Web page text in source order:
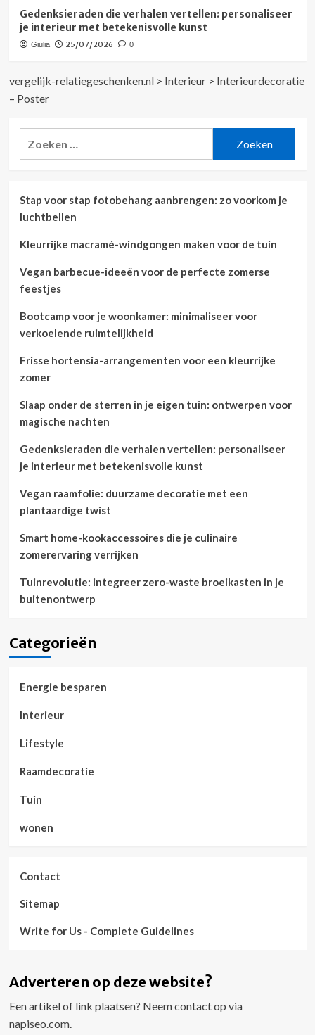
Gedenksieraden die verhalen vertellen: personaliseer
je interieur met betekenisvolle kunst
Giulia 25/07/2026 0
vergelijk-relatiegeschenken.nl> Interieur> Interieurdecoratie
– Poster
Stap voor stap fotobehang aanbrengen: zo voorkom je
luchtbellen
Kleurrijke macramé-windgongen maken voor de tuin
Vegan barbecue-ideeën voor de perfecte zomerse
feestjes
Bootcamp voor je woonkamer: minimaliseer voor
verkoelende ruimtelijkheid
Frisse hortensia-arrangementen voor een kleurrijke
zomer
Slaap onder de sterren in je eigen tuin: ontwerpen voor
magische nachten
Gedenksieraden die verhalen vertellen: personaliseer
je interieur met betekenisvolle kunst
Vegan raamfolie: duurzame decoratie met een
plantaardige twist
Smart home-kookaccessoires die je culinaire
zomerervaring verrijken
Tuinrevolutie: integreer zero-waste broeikasten in je
buitenontwerp
Categorieën
Energie besparen
Interieur
Lifestyle
Raamdecoratie
Tuin
wonen
Contact
Sitemap
Write for Us - Complete Guidelines
Adverteren op deze website?
Een artikel of link plaatsen? Neem contact op via
napiseo.com.